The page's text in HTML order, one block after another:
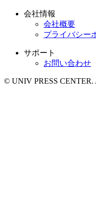
会社情報
会社概要
プライバシー
サポート
お問い合わせ
© UNIV PRESS